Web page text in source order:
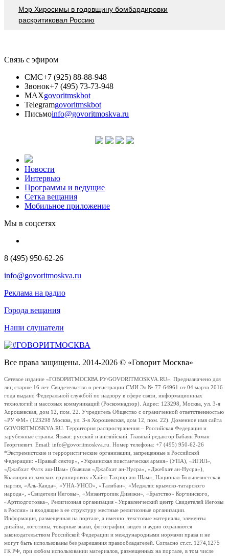
Мэр Хиросимы в годовщину бомбардировки
раскритиковал Россию
Связь с эфиром
СМС+7 (925) 88-88-948
Звонок+7 (495) 73-73-948
MAXgovoritmskbot
Telegramgovoritmskbot
Письмоinfo@govoritmoskva.ru
Новости
Интервью
Программы и ведущие
Сетка вещания
Мобильное приложение
Мы в соцсетях
8 (495) 950-62-26
info@govoritmoskva.ru
Реклама на радио
Города вещания
Наши слушатели
Все права защищены. 2014-2026 © «Говорит Москва»
Сетевое издание «ГОВОРИТМОСКВА.РУ/GOVORITMOSKVA.RU». Предназначено для
лиц старше 16 лет. Свидетельство о регистрации СМИ Эл № 77-64961 от 04 марта 2016
года выдано Федеральной службой по надзору в сфере связи, информационных
технологий и массовых коммуникаций (Роскомнадзор). Адрес: 123298, Москва, ул. 3-я
Хорошевская, дом 12, пом. 22. Учредитель Общество с ограниченной ответственностью
«РУ ФМ» (123298 Москва, ул. 3-я Хорошевская, дом 12, пом. 22). Доменное имя сайта
GOVORITMOSKVA.RU. Территория распространения – Российская Федерация и
зарубежные страны. Языки: русский и английский. Главный редактор Бабаян Роман
Георгиевич. Email: info@govoritmoskva.ru. Номер телефона: +7 (495) 950-62-26
*Экстремистские и террористические организации, запрещенные в Российской
Федерации: «Правый сектор», «Украинская повстанческая армия» (УПА), «ИГИЛ»,
«Джабхат Фатх аш-Шам» (бывшая «Джабхат ан-Нусра», «Джебхат ан-Нусра»),
Коалиция исламских группировок «Хайят Тахрир аш-Шам», Национал-Большевистская
партия, «Аль-Каида», «УНА-УНСО», «Талибан», «Меджлис крымско-татарского
народа», «Свидетели Иеговы», «Мизантропик Дивижн», «Братство» Корчинского,
«Артподготовка», Религиозная организация «Управленческий центр Свидетелей Иеговы
в России» и входящие в ее структуру местные религиозные организации.
Информация, размещенная на портале, а именно: текстовые материалы, элементы
дизайна, логотипы, товарные знаки, фотографии, видео и аудио охраняются
законодательством Российской Федерации и международными нормами права и не
могут быть использованы без разрешения правообладателей. Согласно ст.ст. 1274,1275
ГК РФ, при любом использовании материалов, размещенных на портале, в том числе